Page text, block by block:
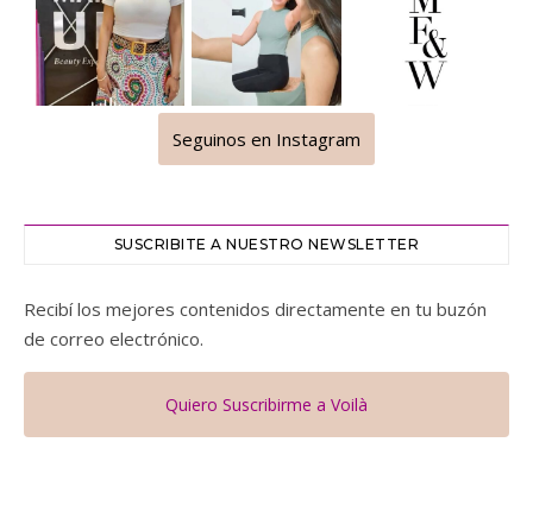
Seguinos en Instagram
SUSCRIBITE A NUESTRO NEWSLETTER
Recibí los mejores contenidos directamente en tu buzón
de correo electrónico.
Quiero Suscribirme a Voilà